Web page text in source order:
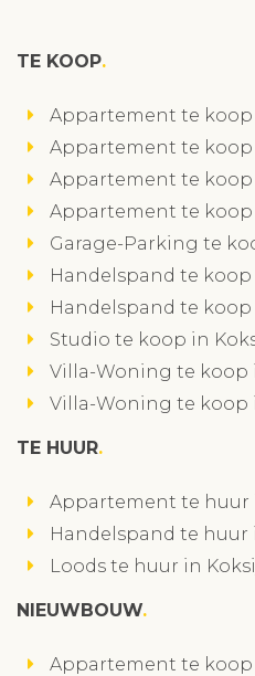
TE KOOP
Appartement te koop
Appartement te
Appartement te
Appartement te
Garage-Parking te
Handelspand te
Handelspand te
Studio te koop in
Villa-Woning te koop
Villa-Woning te koop
TE HUUR
Appartement te huur
Handelspand te huur
Loods te huur in
NIEUWBOUW
Appartement te koop